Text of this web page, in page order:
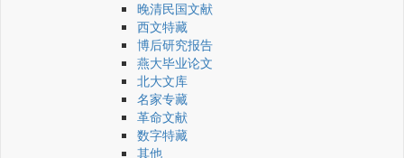
晚清民国文献
西文特藏
博后研究报告
燕大毕业论文
北大文库
名家专藏
革命文献
数字特藏
其他